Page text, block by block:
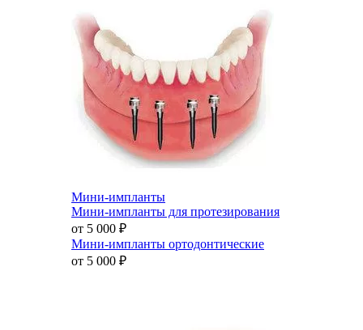
Мини-импланты
Мини-импланты для протезирования
от 5 000 ₽
Мини-импланты ортодонтические
от 5 000 ₽